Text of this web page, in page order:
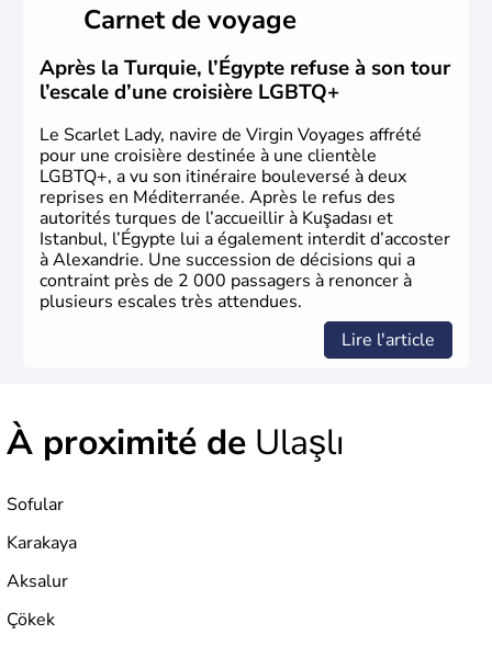
qui constitueront en 1299 les fondations de l'Empire
ottoman. Après avoir rattaché l'Anatolie et la Thrace
orientale au territoire turc, la République est proclamée
le 29 octobre 1923. Ankara remplace alors Istanbul au
titre de capitale du pays.
Carnet de voyage
Après la Turquie, l’Égypte refuse à son tour
l’escale d’une croisière LGBTQ+
Le Scarlet Lady, navire de Virgin Voyages affrété
pour une croisière destinée à une clientèle
LGBTQ+, a vu son itinéraire bouleversé à deux
reprises en Méditerranée. Après le refus des
autorités turques de l’accueillir à Kuşadası et
Istanbul, l’Égypte lui a également interdit d’accoster
à Alexandrie. Une succession de décisions qui a
contraint près de 2 000 passagers à renoncer à
plusieurs escales très attendues.
Lire l'article
À proximité de Ulaşlı
Sofular
Karakaya
Aksalur
Çökek